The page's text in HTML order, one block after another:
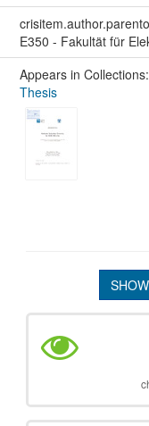
E350 - Fakultät für
Appears in Collections:
Thesis